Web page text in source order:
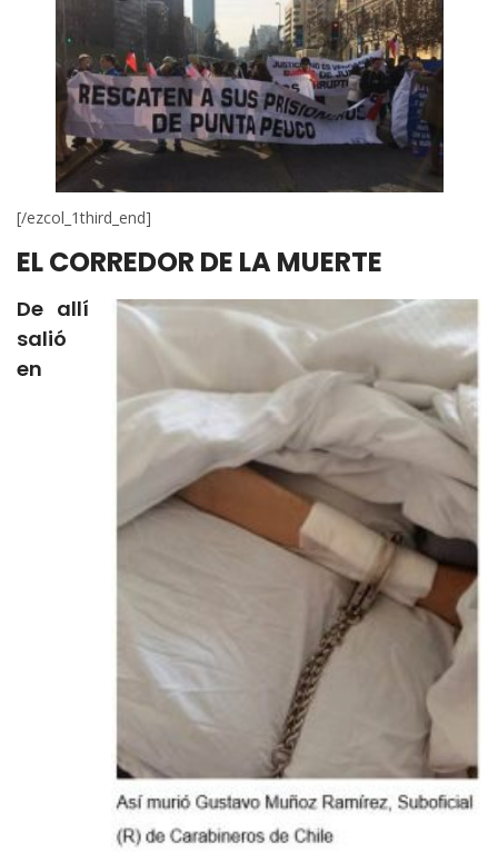
[/ezcol_1third_end]
EL CORREDOR DE LA MUERTE
De allí
salió
en